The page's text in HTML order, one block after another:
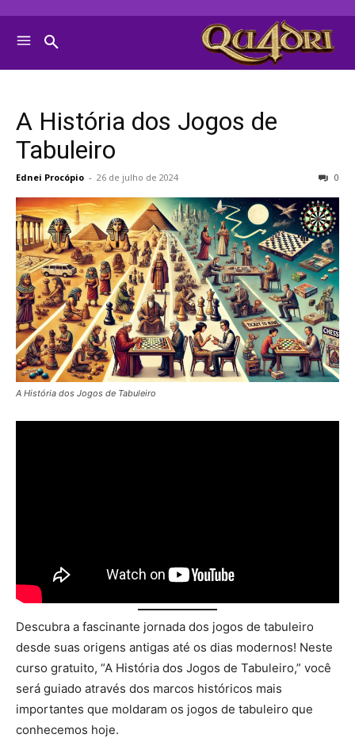
A História dos Jogos de
Tabuleiro
Ednei Procópio - 26 de julho de 2024 0
A História dos Jogos de Tabuleiro
Descubra a fascinante jornada dos jogos de tabuleiro
desde suas origens antigas até os dias modernos! Neste
curso gratuito, “A História dos Jogos de Tabuleiro,” você
será guiado através dos marcos históricos mais
importantes que moldaram os jogos de tabuleiro que
conhecemos hoje.